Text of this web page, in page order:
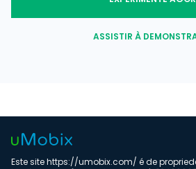
ASSISTIR À
Este site https://umobix.com/ é de